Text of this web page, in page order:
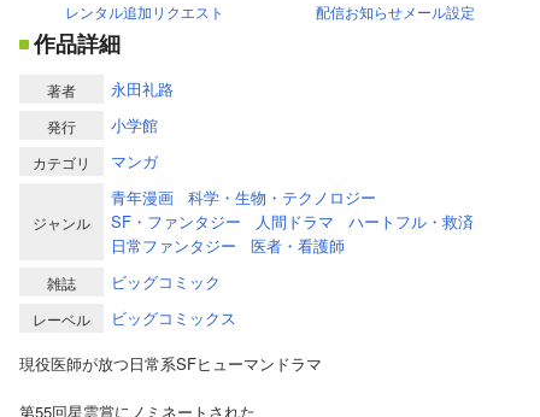
レンタル追加リクエスト 配信お知らせメール設定
作品詳細
著者 永田礼路
発行 小学館
カテゴリ マンガ
ジャンル
青年漫画
科学・生物・テクノロジー
SF・ファンタジー
人間ドラマ
ハートフル・救済
日常ファンタジー
医者・看護師
雑誌 ビッグコミック
レーベル
ビッグコミックス
現役医師が放つ日常系SFヒューマンドラマ
第55回星雲賞にノミネートされた